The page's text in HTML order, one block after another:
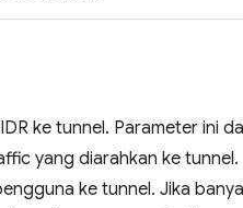
ke tunnel. Parameter ini
yang diarahkan ke
ke tunnel. Jika